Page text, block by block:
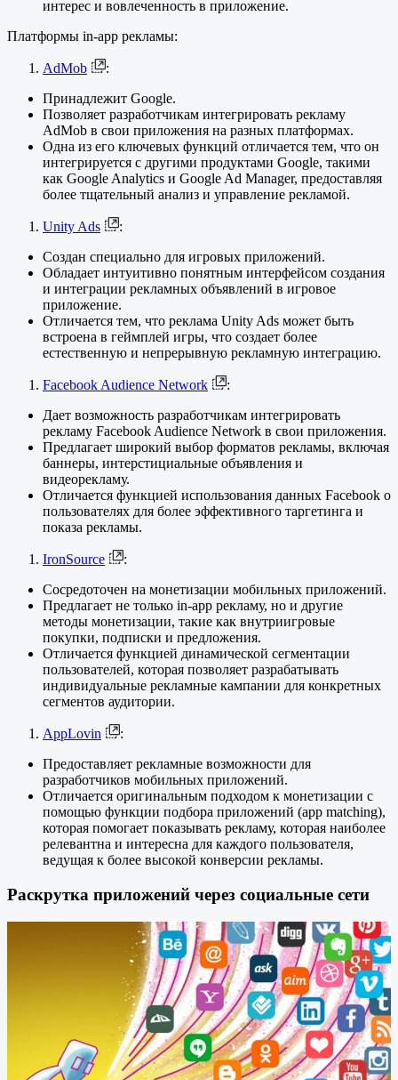
интерес и вовлеченность в приложение.
Платформы in-app рекламы:
AdMob
:
Принадлежит Google.
Позволяет разработчикам интегрировать рекламу
AdMob в свои приложения на разных платформах.
Одна из его ключевых функций отличается тем, что он
интегрируется с другими продуктами Google, такими
как Google Analytics и Google Ad Manager, предоставляя
более тщательный анализ и управление рекламой.
Unity Ads
:
Создан специально для игровых приложений.
Обладает интуитивно понятным интерфейсом создания
и интеграции рекламных объявлений в игровое
приложение.
Отличается тем, что реклама Unity Ads может быть
встроена в геймплей игры, что создает более
естественную и непрерывную рекламную интеграцию.
Facebook Audience Network
:
Дает возможность разработчикам интегрировать
рекламу Facebook Audience Network в свои приложения.
Предлагает широкий выбор форматов рекламы, включая
баннеры, интерстициальные объявления и
видеорекламу.
Отличается функцией использования данных Facebook о
пользователях для более эффективного таргетинга и
показа рекламы.
IronSource
:
Сосредоточен на монетизации мобильных приложений.
Предлагает не только in-app рекламу, но и другие
методы монетизации, такие как внутриигровые
покупки, подписки и предложения.
Отличается функцией динамической сегментации
пользователей, которая позволяет разрабатывать
индивидуальные рекламные кампании для конкретных
сегментов аудитории.
AppLovin
:
Предоставляет рекламные возможности для
разработчиков мобильных приложений.
Отличается оригинальным подходом к монетизации с
помощью функции подбора приложений (app matching),
которая помогает показывать рекламу, которая наиболее
релевантна и интересна для каждого пользователя,
ведущая к более высокой конверсии рекламы.
Раскрутка приложений через социальные сети